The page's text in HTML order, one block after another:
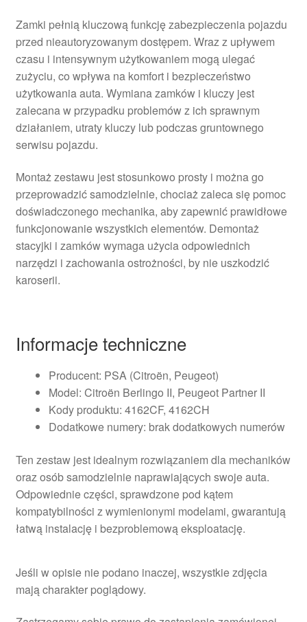
Zamki pełnią kluczową funkcję zabezpieczenia pojazdu
przed nieautoryzowanym dostępem. Wraz z upływem
czasu i intensywnym użytkowaniem mogą ulegać
zużyciu, co wpływa na komfort i bezpieczeństwo
użytkowania auta. Wymiana zamków i kluczy jest
zalecana w przypadku problemów z ich sprawnym
działaniem, utraty kluczy lub podczas gruntownego
serwisu pojazdu.
Montaż zestawu jest stosunkowo prosty i można go
przeprowadzić samodzielnie, chociaż zaleca się pomoc
doświadczonego mechanika, aby zapewnić prawidłowe
funkcjonowanie wszystkich elementów. Demontaż
stacyjki i zamków wymaga użycia odpowiednich
narzędzi i zachowania ostrożności, by nie uszkodzić
karoserii.
Informacje techniczne
Producent: PSA (Citroën, Peugeot)
Model: Citroën Berlingo II, Peugeot Partner II
Kody produktu: 4162CF, 4162CH
Dodatkowe numery: brak dodatkowych numerów
Ten zestaw jest idealnym rozwiązaniem dla mechaników
oraz osób samodzielnie naprawiających swoje auta.
Odpowiednie części, sprawdzone pod kątem
kompatybilności z wymienionymi modelami, gwarantują
łatwą instalację i bezproblemową eksploatację.
Jeśli w opisie nie podano inaczej, wszystkie zdjęcia
mają charakter poglądowy.